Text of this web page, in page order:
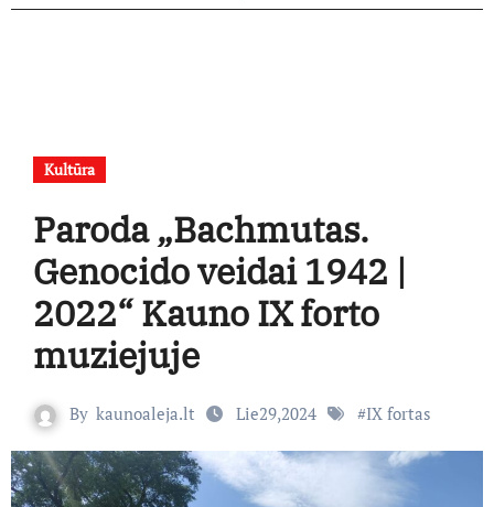
Kultūra
Paroda „Bachmutas.
Genocido veidai 1942 |
2022“ Kauno IX forto
muziejuje
By kaunoaleja.lt Lie29,2024 #IX fortas